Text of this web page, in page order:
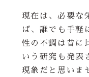
現在は、必要な
ば、誰でも手軽
性の不調は昔に
いう研究も発表
現象だと思いま